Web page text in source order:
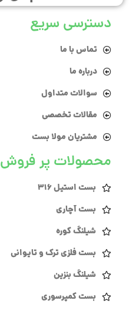
دسترسی سریع
تماس با ما
درباره ما
سوالات متداول
مقالات تخصصی
مشتریان مولا بست
محصولات پر فروش
بست استیل 316
بست آچاری
شیلنگ کوره
بست فلزی ترک و تایوانی
شیلنگ بنزین
بست کمپرسوری